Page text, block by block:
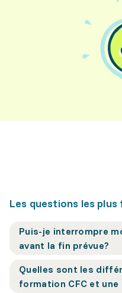
Les questions les
Puis-je interrompre
avant la fin prévue?
Quelles sont les
formation CFC et